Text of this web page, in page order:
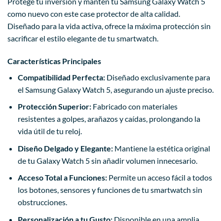
como nuevo con este case protector de alta calidad.
Diseñado para la vida activa, ofrece la máxima protección sin
sacrificar el estilo elegante de tu smartwatch.
Características Principales
Compatibilidad Perfecta:Diseñado exclusivamente para
el Samsung Galaxy Watch 5, asegurando un ajuste preciso.
Protección Superior:Fabricado con materiales
resistentes a golpes, arañazos y caídas, prolongando la
vida útil de tu reloj.
Diseño Delgado y Elegante:Mantiene la estética original
de tu Galaxy Watch 5 sin añadir volumen innecesario.
Acceso Total a Funciones:Permite un acceso fácil a todos
los botones, sensores y funciones de tu smartwatch sin
obstrucciones.